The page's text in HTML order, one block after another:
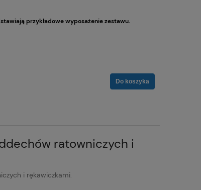
przykładowe wyposażenie zestawu.
Do koszyka
ratowniczych i
i rękawiczkami.